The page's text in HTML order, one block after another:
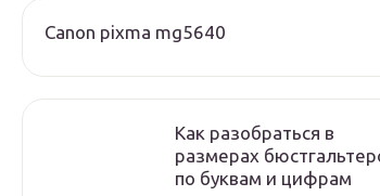
Canon pixma mg5640
Как разобраться в
размерах
по буквам и цифрам